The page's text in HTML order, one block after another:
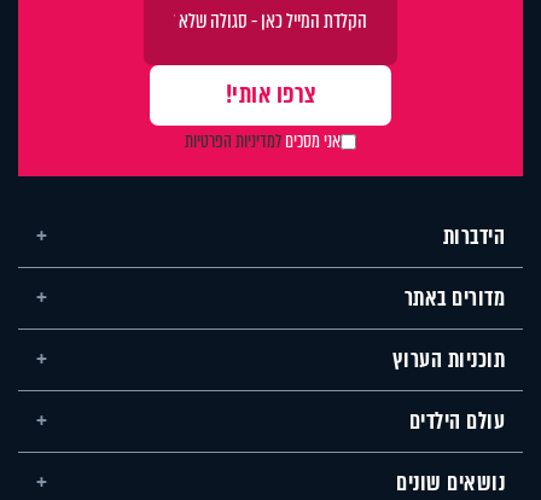
אני מסכיםלמדיניות הפרטיות
הידברות
מדורים באתר
תוכניות הערוץ
עולם הילדים
נושאים שונים